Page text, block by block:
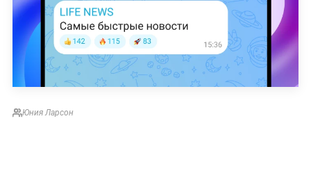
Юния Ларсон